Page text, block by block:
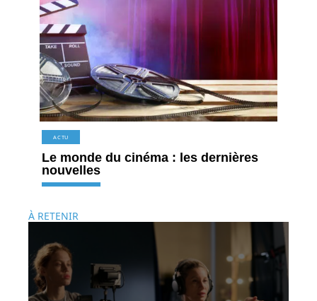
ACTU
Le monde du cinéma : les dernières
nouvelles
À RETENIR